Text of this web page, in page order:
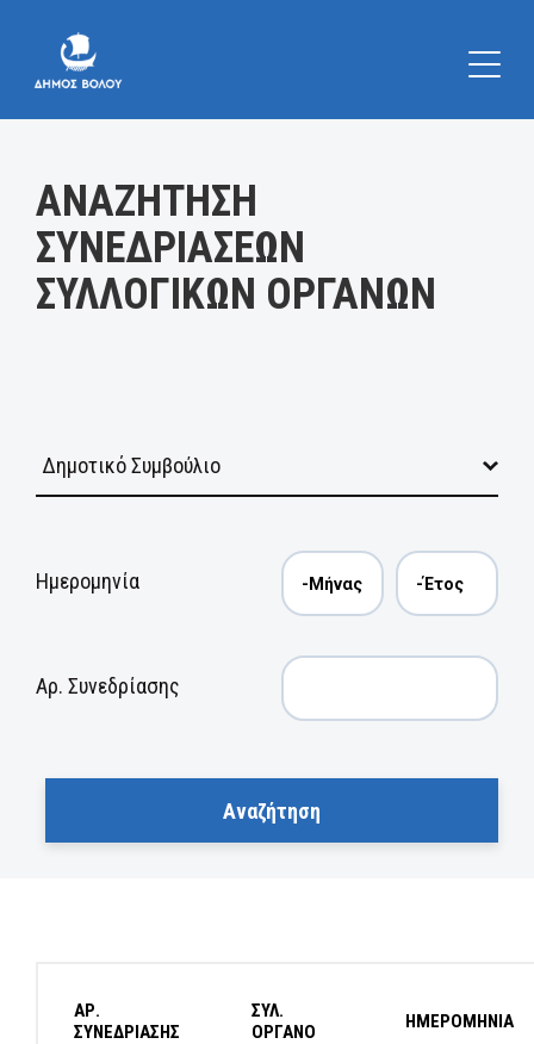
ΑΝΑΖΗΤΗΣΗ
ΣΥΝΕΔΡΙΑΣΕΩΝ
ΣΥΛΛΟΓΙΚΩΝ ΟΡΓΑΝΩΝ
Ημερομηνία
Αρ. Συνεδρίασης
ΑΡ.
ΣΥΝΕΔΡΙΑΣΗΣ
ΣΥΛ.
ΟΡΓΑΝΟ
ΗΜΕΡΟΜΗΝΙΑ